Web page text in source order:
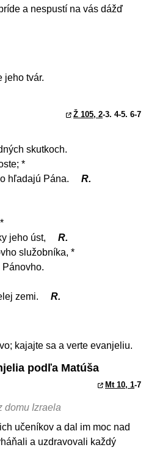
a nespustí na vás dážď
jeho tvár.
Ž 105, 2-3. 4-5. 6-7
skutkoch.
*
hľadajú Pána.
R.
jeho úst,
R.
služobníka, *
zemi.
R.
kajajte sa a verte evanjeliu.
podľa Matúša
Mt 10, 1-7
domu Izraela
učeníkov a dal im moc nad
a uzdravovali každý